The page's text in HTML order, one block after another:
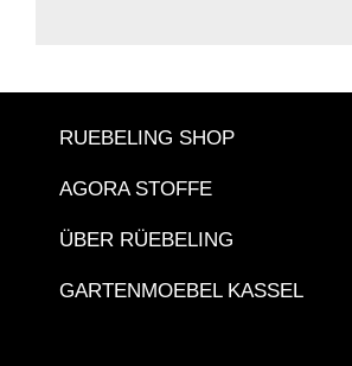
RUEBELING SHOP
AGORA STOFFE
ÜBER RÜEBELING
GARTENMOEBEL KASSEL